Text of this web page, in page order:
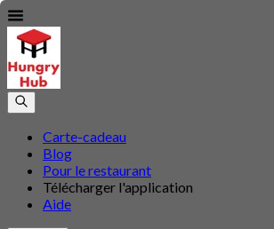
Carte-cadeau
Blog
Pour le restaurant
Télécharger l'application
Aide